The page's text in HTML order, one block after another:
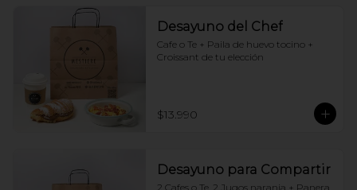
Desayuno del Chef
Cafe o Te + Paila de huevo tocino +
Croissant de tu elección
$13.990
Desayuno para Compartir
2 Cafes o Te, 2 Jugos naranja + Panera